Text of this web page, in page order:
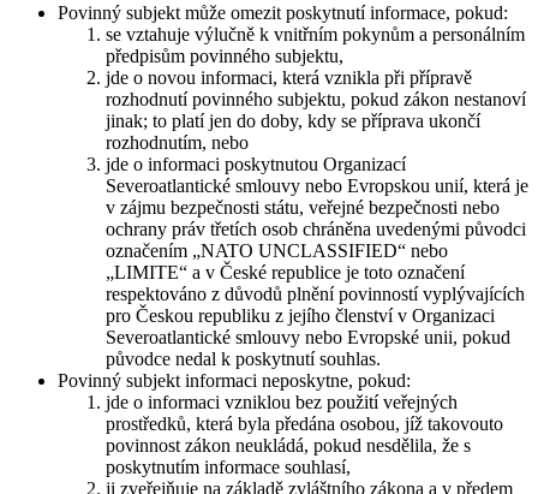
Povinný subjekt může omezit poskytnutí informace, pokud:
se vztahuje výlučně k vnitřním pokynům a personálním
předpisům povinného subjektu,
jde o novou informaci, která vznikla při přípravě
rozhodnutí povinného subjektu, pokud zákon nestanoví
jinak; to platí jen do doby, kdy se příprava ukončí
rozhodnutím, nebo
jde o informaci poskytnutou Organizací
Severoatlantické smlouvy nebo Evropskou unií, která je
v zájmu bezpečnosti státu, veřejné bezpečnosti nebo
ochrany práv třetích osob chráněna uvedenými původci
označením „NATO UNCLASSIFIED“ nebo
„LIMITE“ a v České republice je toto označení
respektováno z důvodů plnění povinností vyplývajících
pro Českou republiku z jejího členství v Organizaci
Severoatlantické smlouvy nebo Evropské unii, pokud
původce nedal k poskytnutí souhlas.
Povinný subjekt informaci neposkytne, pokud:
jde o informaci vzniklou bez použití veřejných
prostředků, která byla předána osobou, jíž takovouto
povinnost zákon neukládá, pokud nesdělila, že s
poskytnutím informace souhlasí,
ji zveřejňuje na základě zvláštního zákona a v předem